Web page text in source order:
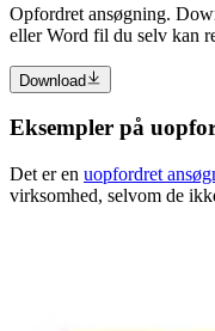
Opfordret ansøgning.
eller Word fil du selv kan
Download
Eksempler på
Det er en uopfordret
virksomhed, selvom de